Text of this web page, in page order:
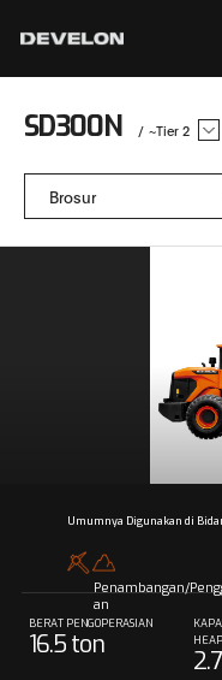
SD300N / ~Tier 2
Brosur
Umumnya Digunakan di
Penambangan/
an
BERAT PENGOPERASIAN
16.5 ton